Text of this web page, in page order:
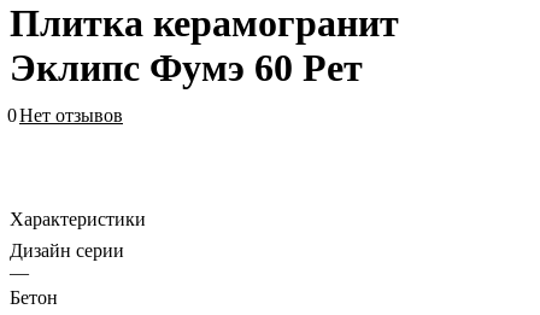
Плитка керамогранит
Эклипс Фумэ 60 Рет
0Нет отзывов
Характеристики
Дизайн серии
—
Бетон